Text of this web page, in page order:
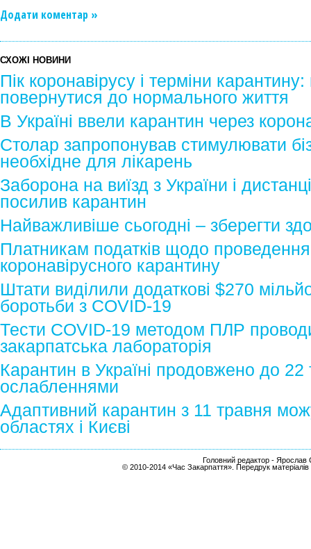
Додати коментар »
СХОЖІ НОВИНИ
Пік коронавірусу і терміни
повернутися до нормального життя
В Україні ввели карантин через
Столар запропонував стимулювати
необхідне для лікарень
Заборона на виїзд з України і
посилив карантин
Найважливіше сьогодні – зберегти
Платникам податків щодо проведення
коронавірусного карантину
Штати виділили додаткові $270
боротьби з COVID-19
Тести COVID-19 методом ПЛР
закарпатська лабораторія
Карантин в Україні продовжено до 22
ослабленнями
Адаптивний карантин з 11 травня
областях і Києві
Головний редактор - Ярослав
© 2010-2014 «Час Закарпаття». Передрук